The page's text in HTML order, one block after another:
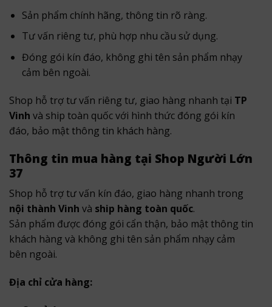
Sản phẩm chính hãng, thông tin rõ ràng.
Tư vấn riêng tư, phù hợp nhu cầu sử dụng.
Đóng gói kín đáo, không ghi tên sản phẩm nhạy
cảm bên ngoài.
Shop hỗ trợ tư vấn riêng tư, giao hàng nhanh tại TP
Vinh và ship toàn quốc với hình thức đóng gói kín
đáo, bảo mật thông tin khách hàng.
Thông tin mua hàng tại Shop Người Lớn
37
Shop hỗ trợ tư vấn kín đáo, giao hàng nhanh trong
nội thành Vinh và ship hàng toàn quốc.
Sản phẩm được đóng gói cẩn thận, bảo mật thông tin
khách hàng và không ghi tên sản phẩm nhạy cảm
bên ngoài.
Địa chỉ cửa hàng: